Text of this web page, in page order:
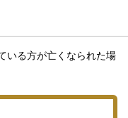
いる方が亡くなられた場